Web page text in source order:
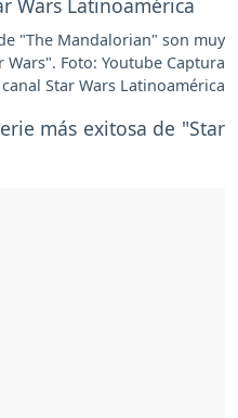
"The Mandalorian" son muy
Foto: Youtube Captura
canal Star Wars Latinoamérica
más exitosa de "Star